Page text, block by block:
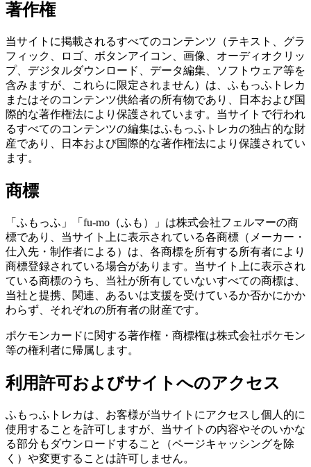
著作権
当サイトに掲載されるすべてのコンテンツ（テキスト、グラ
フィック、ロゴ、ボタンアイコン、画像、オーディオクリッ
プ、デジタルダウンロード、データ編集、ソフトウェア等を
含みますが、これらに限定されません）は、ふもっふトレカ
またはそのコンテンツ供給者の所有物であり、日本および国
際的な著作権法により保護されています。当サイトで行われ
るすべてのコンテンツの編集はふもっふトレカの独占的な財
産であり、日本および国際的な著作権法により保護されてい
ます。
商標
「ふもっふ」「fu-mo（ふも）」は株式会社フェルマーの商
標であり、当サイト上に表示されている各商標（メーカー・
仕入先・制作者による）は、各商標を所有する所有者により
商標登録されている場合があります。当サイト上に表示され
ている商標のうち、当社が所有していないすべての商標は、
当社と提携、関連、あるいは支援を受けているか否かにかか
わらず、それぞれの所有者の財産です。
ポケモンカードに関する著作権・商標権は株式会社ポケモン
等の権利者に帰属します。
利用許可およびサイトへのアクセス
ふもっふトレカは、お客様が当サイトにアクセスし個人的に
使用することを許可しますが、当サイトの内容やそのいかな
る部分もダウンロードすること（ページキャッシングを除
く）や変更することは許可しません。